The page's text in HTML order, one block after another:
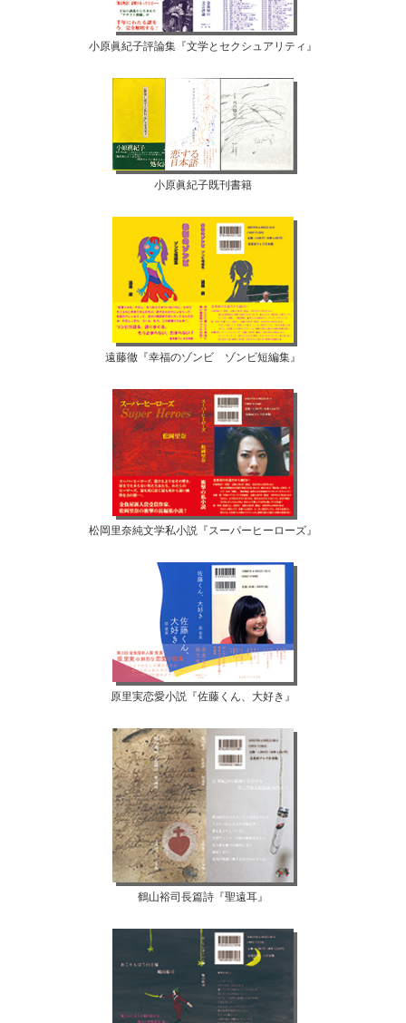
小原眞紀子評論集『文学とセクシュアリティ』
小原眞紀子既刊書籍
遠藤徹『幸福のゾンビ ゾンビ短編集』
松岡里奈純文学私小説『スーパーヒーローズ』
原里実恋愛小説『佐藤くん、大好き』
鶴山裕司長篇詩『聖遠耳』